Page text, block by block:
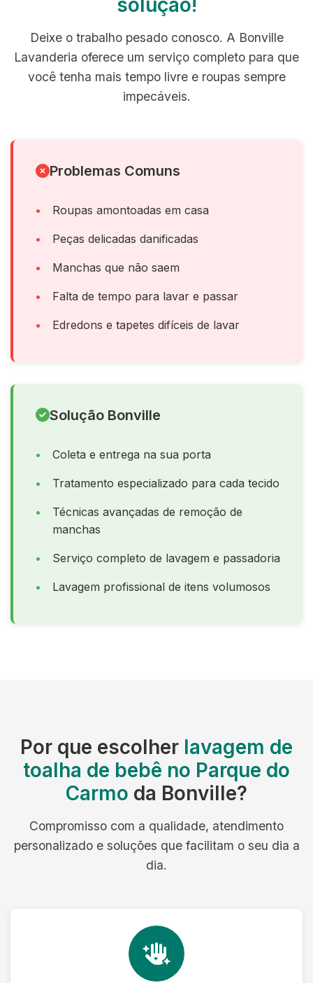
solução!
Deixe o trabalho pesado conosco. A Bonville
Lavanderia oferece um serviço completo para que
você tenha mais tempo livre e roupas sempre
impecáveis.
Problemas Comuns
Roupas amontoadas em casa
Peças delicadas danificadas
Manchas que não saem
Falta de tempo para lavar e passar
Edredons e tapetes difíceis de lavar
Solução Bonville
Coleta e entrega na sua porta
Tratamento especializado para cada tecido
Técnicas avançadas de remoção de
manchas
Serviço completo de lavagem e passadoria
Lavagem profissional de itens volumosos
Por que escolher lavagem de
toalha de bebê no Parque do
Carmo da Bonville?
Compromisso com a qualidade, atendimento
personalizado e soluções que facilitam o seu dia a
dia.